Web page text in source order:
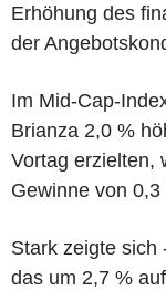
Erhöhung des
der
Im Mid-Cap-
Brianza 2,0 %
Vortag erzielten,
Gewinne von 0,3
Stark zeigte sich
das um 2,7 %